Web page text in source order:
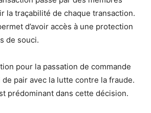
la traçabilité de chaque transaction.
d’avoir accès à une protection
de souci.
pour la passation de commande
pair avec la lutte contre la fraude.
prédominant dans cette décision.